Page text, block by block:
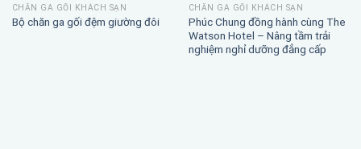
CHĂN GA GỐI KHÁCH SẠN
Bộ chăn ga gối đệm giường đôi
CHĂN GA GỐI KHÁCH SẠN
Phúc Chung đồng hành cùng The
Watson Hotel – Nâng tầm trải
nghiệm nghỉ dưỡng đẳng cấp